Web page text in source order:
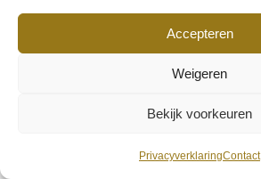
Accepteren
Weigeren
Bekijk voorkeuren
PrivacyverklaringContact